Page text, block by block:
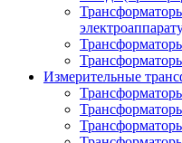
Измерительные